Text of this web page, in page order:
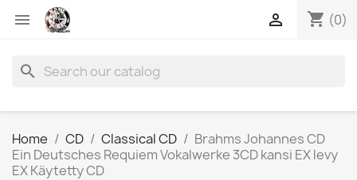
 shopping_cart (0)

search
Home CD Classical CD
Brahms Johannes CD
Ein Deutsches Requiem Vokalwerke 3CD kansi EX levy
EX Käytetty CD